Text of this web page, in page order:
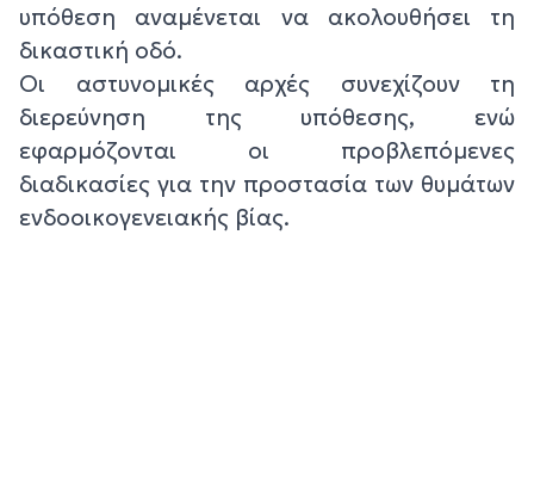
υπόθεση αναμένεται να ακολουθήσει τη
δικαστική οδό.
Οι αστυνομικές αρχές συνεχίζουν τη
διερεύνηση της υπόθεσης, ενώ
εφαρμόζονται οι προβλεπόμενες
διαδικασίες για την προστασία των θυμάτων
ενδοοικογενειακής βίας.